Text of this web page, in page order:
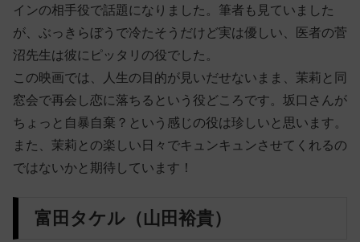
インの相手役で話題になりました。筆者も見ていました
が、ぶっきらぼうで冷たそうだけど実は優しい、医者の菅
沼先生は彼にピッタリの役でした。
この映画では、人生の目的が見いだせないまま、茉莉と同
窓会で再会し恋に落ちるという役どころです。坂口さんが
ちょっと自暴自棄？という感じの役は珍しいと思います。
また、茉莉との楽しい日々でキュンキュンさせてくれるの
ではないかと期待しています！
富田タケル（山田裕貴）